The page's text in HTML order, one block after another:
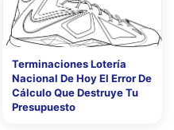
Terminaciones Lotería
Nacional De Hoy El Error De
Cálculo Que Destruye Tu
Presupuesto